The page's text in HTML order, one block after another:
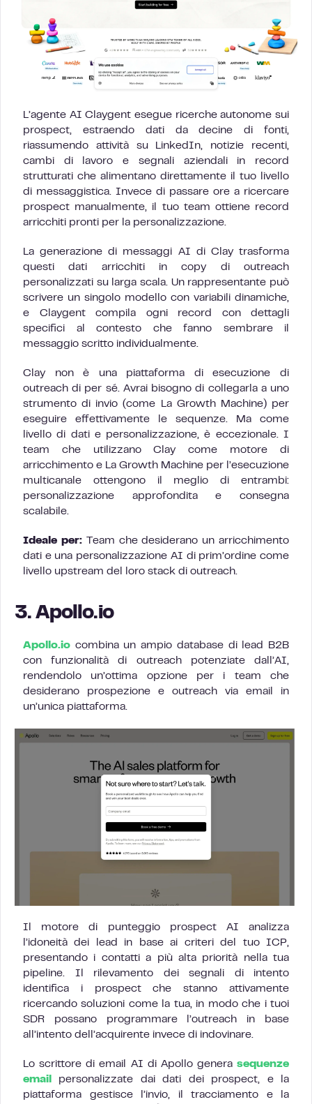
L’agente AI Claygent esegue ricerche autonome sui
prospect, estraendo dati da decine di fonti,
riassumendo attività su LinkedIn, notizie recenti,
cambi di lavoro e segnali aziendali in record
strutturati che alimentano direttamente il tuo livello
di messaggistica. Invece di passare ore a ricercare
prospect manualmente, il tuo team ottiene record
arricchiti pronti per la personalizzazione.
La generazione di messaggi AI di Clay trasforma
questi dati arricchiti in copy di outreach
personalizzati su larga scala. Un rappresentante può
scrivere un singolo modello con variabili dinamiche,
e Claygent compila ogni record con dettagli
specifici al contesto che fanno sembrare il
messaggio scritto individualmente.
Clay non è una piattaforma di esecuzione di
outreach di per sé. Avrai bisogno di collegarla a uno
strumento di invio (come La Growth Machine) per
eseguire effettivamente le sequenze. Ma come
livello di dati e personalizzazione, è eccezionale. I
team che utilizzano Clay come motore di
arricchimento e La Growth Machine per l’esecuzione
multicanale ottengono il meglio di entrambi:
personalizzazione approfondita e consegna
scalabile.
Ideale per:Team che desiderano un arricchimento
dati e una personalizzazione AI di prim’ordine come
livello upstream del loro stack di outreach.
3. Apollo.io
Apollo.io combina un ampio database di lead B2B
con funzionalità di outreach potenziate dall’AI,
rendendolo un’ottima opzione per i team che
desiderano prospezione e outreach via email in
un’unica piattaforma.
Il motore di punteggio prospect AI analizza
l’idoneità dei lead in base ai criteri del tuo ICP,
presentando i contatti a più alta priorità nella tua
pipeline. Il rilevamento dei segnali di intento
identifica i prospect che stanno attivamente
ricercando soluzioni come la tua, in modo che i tuoi
SDR possano programmare l’outreach in base
all’intento dell’acquirente invece di indovinare.
Lo scrittore di email AI di Apollo genera sequenze
email
personalizzate dai dati dei prospect, e la
piattaforma gestisce l’invio, il tracciamento e la